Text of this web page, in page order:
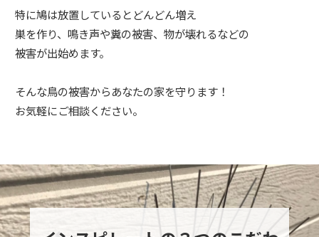
特に鳩は放置しているとどんどん増え
巣を作り、鳴き声や糞の被害、物が壊れるなどの
被害が出始めます。
そんな鳥の被害からあなたの家を守ります！
お気軽にご相談ください。